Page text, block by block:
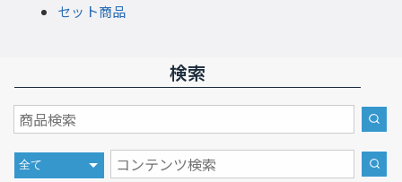
セット商品
検索